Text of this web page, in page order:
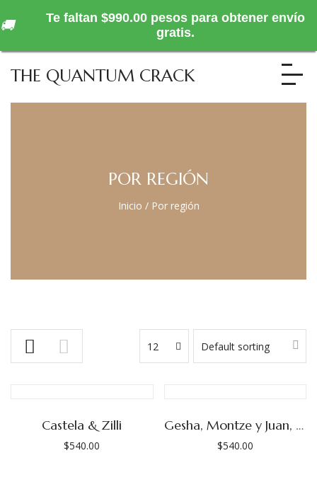
THE QUANTUM CRACK
POR REGIÓN
Inicio / Por región
Default sorting
12
Castela & Zilli
$540.00
Gesha, Montze y Juan, Finca Púrpura (Las Adelitas)
$540.00
🚚
Te faltan $990.00 pesos para obtener envío
gratis.